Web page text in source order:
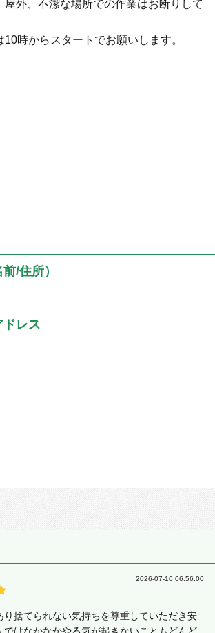
外、不潔な場所での作業はお断りして
時からスタートでお願いします。
/住所）
レス
2026-07-10 06:56:00
り捨てられない気持ちを尊重していただき安
ではなかなかやる気が起きないこともどんど